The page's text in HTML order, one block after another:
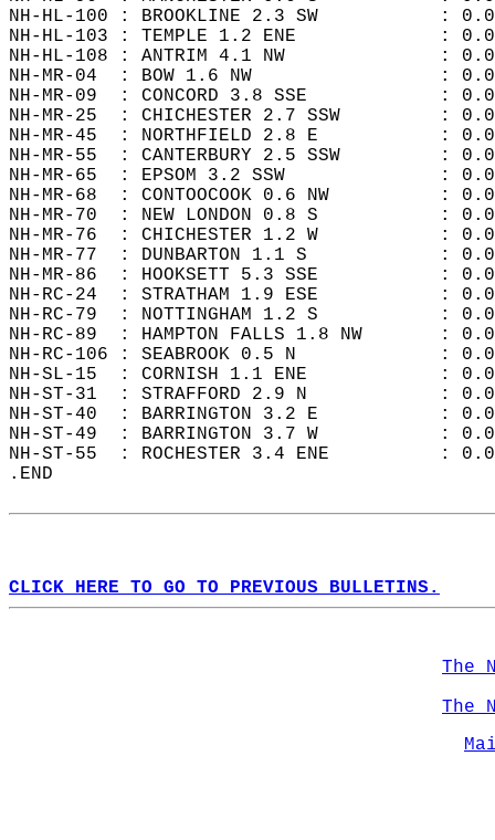
NH-HL-100 : BROOKLINE 2.3 SW
NH-HL-103 : TEMPLE 1.2 ENE             :
NH-HL-108 : ANTRIM 4.1 NW              :
NH-MR-04  : BOW 1.6 NW                 :
NH-MR-09  : CONCORD 3.8 SSE
NH-MR-25  : CHICHESTER 2.7 SSW
NH-MR-45  : NORTHFIELD 2.8 E
NH-MR-55  : CANTERBURY 2.5 SSW
NH-MR-65  : EPSOM 3.2 SSW              :
NH-MR-68  : CONTOOCOOK 0.6 NW
NH-MR-70  : NEW LONDON 0.8 S
NH-MR-76  : CHICHESTER 1.2 W
NH-MR-77  : DUNBARTON 1.1 S            :
NH-MR-86  : HOOKSETT 5.3 SSE
NH-RC-24  : STRATHAM 1.9 ESE           :
NH-RC-79  : NOTTINGHAM 1.2 S
NH-RC-89  : HAMPTON FALLS 1.8 NW
NH-RC-106 : SEABROOK 0.5 N             :
NH-SL-15  : CORNISH 1.1 ENE            :
NH-ST-31  : STRAFFORD 2.9 N            :
NH-ST-40  : BARRINGTON 3.2 E           :
NH-ST-49  : BARRINGTON 3.7 W           :
NH-ST-55  : ROCHESTER 3.4 ENE
.END
CLICK HERE TO GO TO PREVIOUS BULLETINS.
The
The